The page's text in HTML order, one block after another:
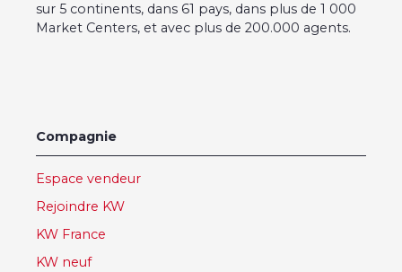
sur 5 continents, dans 61 pays, dans plus de 1 000
Market Centers, et avec plus de 200.000 agents.
Compagnie
Espace vendeur
Rejoindre KW
KW France
KW neuf